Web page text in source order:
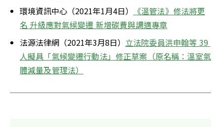
環境資訊中心（2021年1月4日）
《溫管法》修法將更
名 升級應對氣候變遷 新增碳費與調適專章
法源法律網（2021年3月8日） 立法院委員洪申翰等 39
人擬具「氣候變遷行動法」修正草案（原名稱：溫室氣
體減量及管理法）